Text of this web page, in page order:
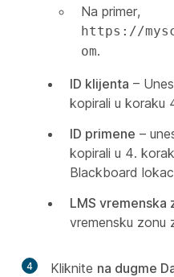
Na primer,
https://
om.
ID klijenta –
kopirali u koraku
ID primene –
kopirali u 4.
Blackboard
LMS vremenska
vremensku zonu
4 Kliknite na dugme